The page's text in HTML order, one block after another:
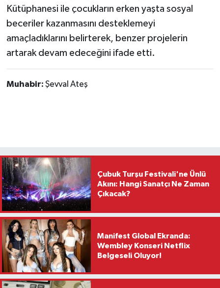
Kütüphanesi ile çocukların erken yaşta sosyal
beceriler kazanmasını desteklemeyi
amaçladıklarını belirterek, benzer projelerin
artarak devam edeceğini ifade etti.
Muhabir: Şevval Ateş
Çubuk Turşu Festivali'ne Ünlü
Akını: Hangi Sanatçı Ne Zaman
Çıkacak?
Manifest Global Ekranda:
Wembley Konseri Netflix
Belgeseli Oluyor!